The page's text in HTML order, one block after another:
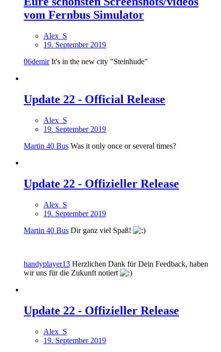
vom Fernbus Simulator
Alex_S
19. September 2019
06demirIt's in the new city "Steinhude"
Update 22 - Official Release
Alex_S
19. September 2019
Martin 40 Bus Was it only once or several times?
Update 22 - Offizieller Release
Alex_S
19. September 2019
Martin 40 Bus Dir ganz viel Spaß!
handyplayer13 Herzlichen Dank für Dein Feedback, haben
wir uns für die Zukunft notiert
Update 22 - Offizieller Release
Alex_S
19. September 2019